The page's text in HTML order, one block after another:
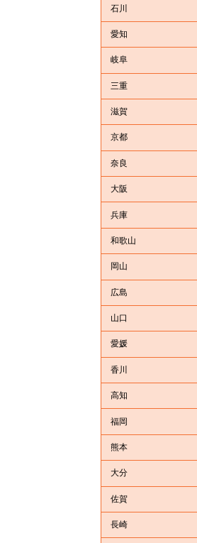
石川
愛知
岐阜
三重
滋賀
京都
奈良
大阪
兵庫
和歌山
岡山
広島
山口
愛媛
香川
高知
福岡
熊本
大分
佐賀
長崎